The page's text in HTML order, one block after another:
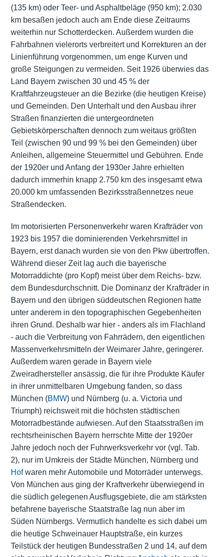
(135 km) oder Teer- und Asphaltbeläge (950 km); 2.030
km besaßen jedoch auch am Ende diese Zeitraums
weiterhin nur Schotterdecken. Außerdem wurden die
Fahrbahnen vielerorts verbreitert und Korrekturen an der
Linienführung vorgenommen, um enge Kurven und
große Steigungen zu vermeiden. Seit 1926 überwies das
Land Bayern zwischen 30 und 45 % der
Kraftfahrzeugsteuer an die Bezirke (die heutigen Kreise)
und Gemeinden. Den Unterhalt und den Ausbau ihrer
Straßen finanzierten die untergeordneten
Gebietskörperschaften dennoch zum weitaus größten
Teil (zwischen 90 und 99 % bei den Gemeinden) über
Anleihen, allgemeine Steuermittel und Gebühren. Ende
der 1920er und Anfang der 1930er Jahre erhielten
dadurch immerhin knapp 2.750 km des insgesamt etwa
20.000 km umfassenden Bezirksstraßennetzes neue
Straßendecken.
Im motorisierten Personenverkehr waren Krafträder von
1923 bis 1957 die dominierenden Verkehrsmittel in
Bayern, erst danach wurden sie von den Pkw übertroffen.
Während dieser Zeit lag auch die bayerische
Motorraddichte (pro Kopf) meist über dem Reichs- bzw.
dem Bundesdurchschnitt. Die Dominanz der Krafträder in
Bayern und den übrigen süddeutschen Regionen hatte
unter anderem in den topographischen Gegebenheiten
ihren Grund. Deshalb war hier - anders als im Flachland
- auch die Verbreitung von Fahrrädern, den eigentlichen
Massenverkehrsmitteln der Weimarer Jahre, geringerer.
Außerdem waren gerade in Bayern viele
Zweiradhersteller ansässig, die für ihre Produkte Käufer
in ihrer unmittelbaren Umgebung fanden, so dass
München (BMW) und Nürnberg (u. a. Victoria und
Triumph) reichsweit mit die höchsten städtischen
Motorradbestände aufwiesen. Auf den Staatsstraßen im
rechtsrheinischen Bayern herrschte Mitte der 1920er
Jahre jedoch noch der Fuhrwerksverkehr vor (vgl. Tab.
2), nur im Umkreis der Städte München, Nürnberg und
Hofwaren mehr Automobile und Motorräder unterwegs.
Von München aus ging der Kraftverkehr überwiegend in
die südlich gelegenen Ausflugsgebiete, die am stärksten
befahrene bayerische Staatstraße lag nun aber im
Süden Nürnbergs. Vermutlich handelte es sich dabei um
die heutige Schweinauer Hauptstraße, ein kurzes
Teilstück der heutigen Bundesstraßen 2 und 14, auf dem